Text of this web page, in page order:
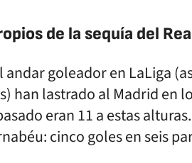
de la sequía del
andar goleador en LaLiga
han lastrado al Madrid en
eran 11 a estas
cinco goles en seis